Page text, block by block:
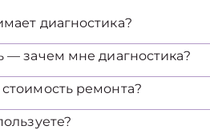
диагностика?
— зачем мне диагностика?
ремонта?